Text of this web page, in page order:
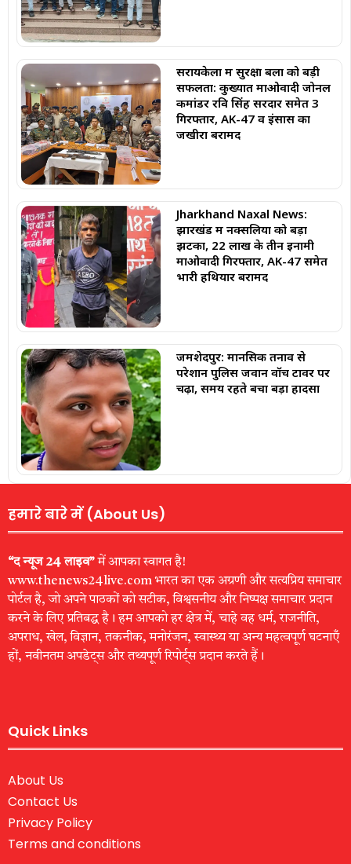
सरायकेला में सुरक्षा बलों को बड़ी
सफलता: कुख्यात माओवादी जोनल
कमांडर रवि सिंह सरदार समेत 3
गिरफ्तार, AK-47 व इंसास का
जखीरा बरामद
Jharkhand Naxal News:
झारखंड में नक्सलियों को बड़ा
झटका, 22 लाख के तीन इनामी
माओवादी गिरफ्तार, AK-47 समेत
भारी हथियार बरामद
जमशेदपुर: मानसिक तनाव से
परेशान पुलिस जवान वॉच टावर पर
चढ़ा, समय रहते बचा बड़ा हादसा
हमारे बारे में (About Us)
“द न्यूज 24 लाइव”में आपका स्वागत है!
www.thenews24live.com भारत का एक अग्रणी और सत्यप्रिय समाचार
पोर्टल है, जो अपने पाठकों को सटीक, विश्वसनीय और निष्पक्ष समाचार प्रदान
करने के लिए प्रतिबद्ध है। हम आपको हर क्षेत्र में, चाहे वह धर्म, राजनीति,
अपराध, खेल, विज्ञान, तकनीक, मनोरंजन, स्वास्थ्य या अन्य महत्वपूर्ण घटनाएँ
हों, नवीनतम अपडेट्स और तथ्यपूर्ण रिपोर्ट्स प्रदान करते हैं।
Quick Links
About Us
Contact Us
Privacy Policy
Terms and conditions